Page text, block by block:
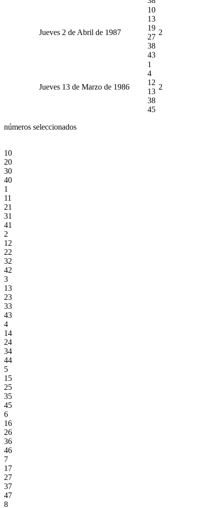
Jueves 2 de Abril de 1987
10
13
19
27
38
43
2
Jueves 13 de Marzo de 1986
1
4
12
13
38
45
2
números seleccionados
10
20
30
40
1
11
21
31
41
2
12
22
32
42
3
13
23
33
43
4
14
24
34
44
5
15
25
35
45
6
16
26
36
46
7
17
27
37
47
8